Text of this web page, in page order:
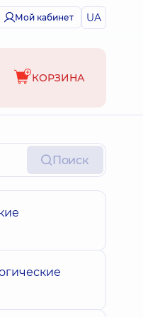
Мой кабинет UA
КОРЗИНА
Поиск